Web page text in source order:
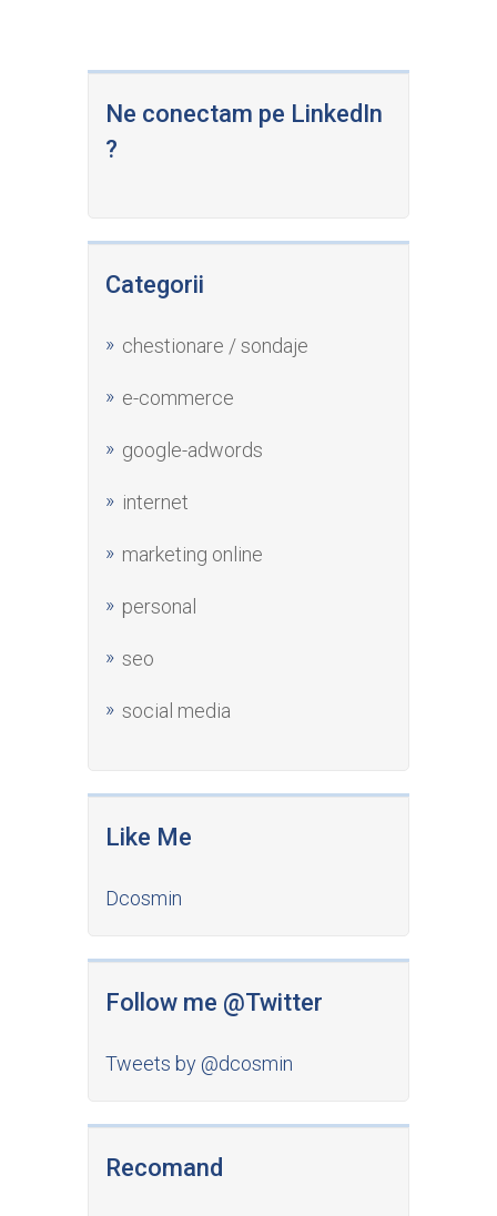
Ne conectam pe LinkedIn
?
Categorii
chestionare / sondaje
e-commerce
google-adwords
internet
marketing online
personal
seo
social media
Like Me
Dcosmin
Follow me @Twitter
Tweets by @dcosmin
Recomand